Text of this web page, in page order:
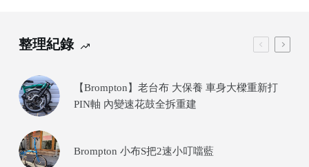
整理紀錄
【Brompton】老台布 大保養 車身大樑重新打
PIN軸 內變速花鼓全拆重建
Brompton 小布S把2速小叮噹藍